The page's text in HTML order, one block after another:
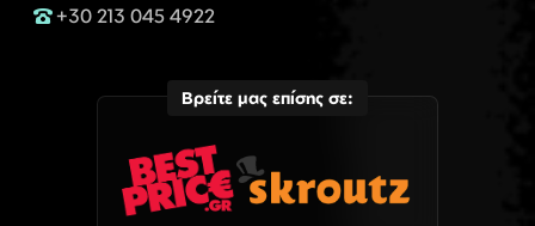
+30 213 045 4922
Βρείτε μας επίσης σε: